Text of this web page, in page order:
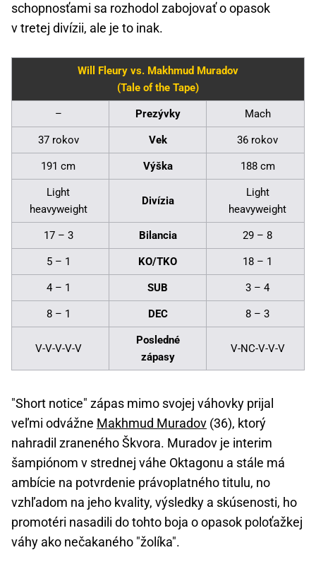
schopnosťami sa rozhodol zabojovať o opasok
v tretej divízii, ale je to inak.
Will Fleury vs. Makhmud Muradov
(Tale of the Tape)
– Prezývky Mach
37 rokov Vek 36 rokov
191 cm Výška 188 cm
Light
heavyweight
Divízia
Light
heavyweight
17 – 3 Bilancia 29 – 8
5 – 1 KO/TKO 18 – 1
4 – 1 SUB 3 – 4
8 – 1 DEC 8 – 3
V-V-V-V-V
Posledné
zápasy
V-NC-V-V-V
"Short notice" zápas mimo svojej váhovky prijal
veľmi odvážne Makhmud Muradov (36), ktorý
nahradil zraneného Škvora. Muradov je interim
šampiónom v strednej váhe Oktagonu a stále má
ambície na potvrdenie právoplatného titulu, no
vzhľadom na jeho kvality, výsledky a skúsenosti, ho
promotéri nasadili do tohto boja o opasok poloťažkej
váhy ako nečakaného "žolíka".